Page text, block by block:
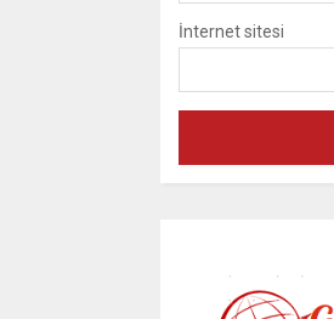
İnternet sitesi